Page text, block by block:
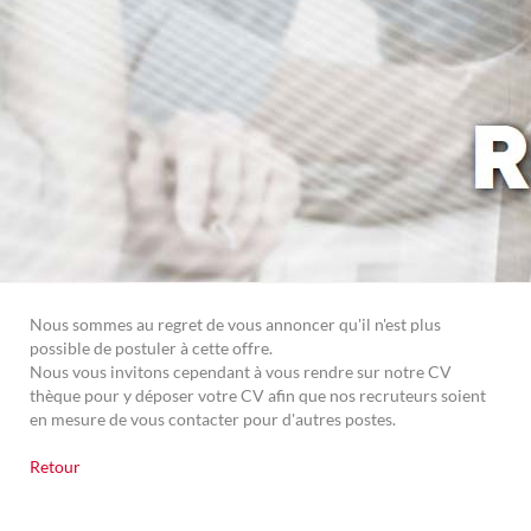
Nous sommes au regret de vous annoncer qu'il n'est plus
possible de postuler à cette offre.
Nous vous invitons cependant à vous rendre sur notre CV
thèque pour y déposer votre CV afin que nos recruteurs soient
en mesure de vous contacter pour d'autres postes.
Retour